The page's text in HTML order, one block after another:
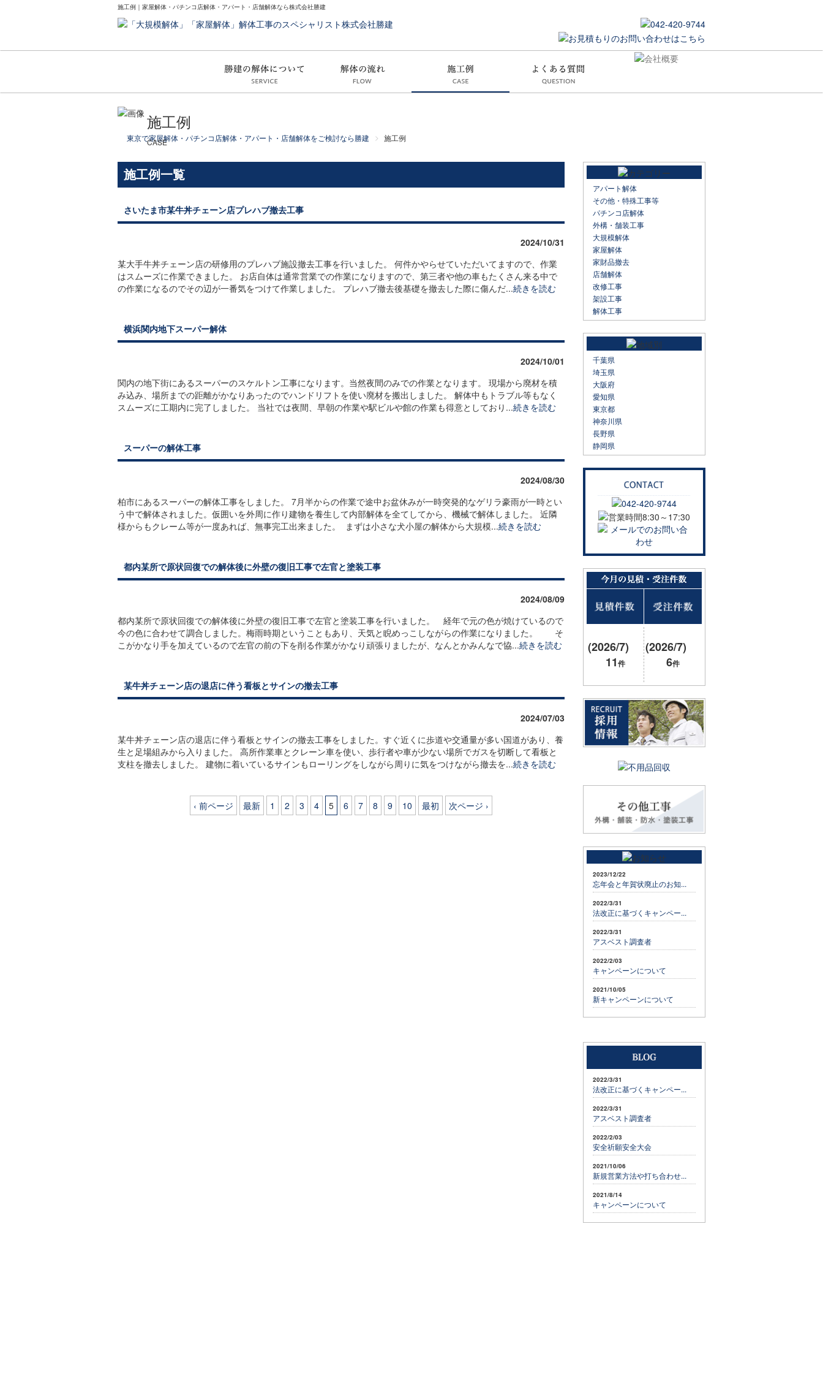
施工例｜家屋解体・パチンコ店解体・アパート・店舗解体なら株式会社勝建
施工例
CASE
東京で家屋解体・パチンコ店解体・アパート・店舗解体をご検討なら勝建 施工例
施工例一覧
さいたま市某牛丼チェーン店プレハブ撤去工事
2024/10/31
某大手牛丼チェーン店の研修用のプレハブ施設撤去工事を行いました。 何件かやらせていただいてますので、作業
はスムーズに作業できました。 お店自体は通常営業での作業になりますので、第三者や他の車もたくさん来る中で
の作業になるのでその辺が一番気をつけて作業しました。 プレハブ撤去後基礎を撤去した際に傷んだ...続きを読む
横浜関内地下スーパー解体
2024/10/01
関内の地下街にあるスーパーのスケルトン工事になります。当然夜間のみでの作業となります。 現場から廃材を積
み込み、場所までの距離がかなりあったのでハンドリフトを使い廃材を搬出しました。 解体中もトラブル等もなく
スムーズに工期内に完了しました。 当社では夜間、早朝の作業や駅ビルや館の作業も得意としており...続きを読む
スーパーの解体工事
2024/08/30
柏市にあるスーパーの解体工事をしました。 7月半からの作業で途中お盆休みが一時突発的なゲリラ豪雨が一時とい
う中で解体されました。仮囲いを外周に作り建物を養生して内部解体を全てしてから、機械で解体しました。 近隣
様からもクレーム等が一度あれば、無事完工出来ました。 まずは小さな犬小屋の解体から大規模...続きを読む
都内某所で原状回復での解体後に外壁の復旧工事で左官と塗装工事
2024/08/09
都内某所で原状回復での解体後に外壁の復旧工事で左官と塗装工事を行いました。 経年で元の色が焼けているので
今の色に合わせて調合しました。梅雨時期ということもあり、天気と睨めっこしながらの作業になりました。 そ
こがかなり手を加えているので左官の前の下を削る作業がかなり頑張りましたが、なんとかみんなで協...続きを読む
某牛丼チェーン店の退店に伴う看板とサインの撤去工事
2024/07/03
某牛丼チェーン店の退店に伴う看板とサインの撤去工事をしました。すぐ近くに歩道や交通量が多い国道があり、養
生と足場組みから入りました。 高所作業車とクレーン車を使い、歩行者や車が少ない場所でガスを切断して看板と
支柱を撤去しました。 建物に着いているサインもローリングをしながら周りに気をつけながら撤去を...続きを読む
‹ 前ページ 最新 1 2 3 4 5 6 7 8 9 10 最初 次ページ ›
アパート解体
その他・特殊工事等
パチンコ店解体
外構・舗装工事
大規模解体
家屋解体
家財品撤去
店舗解体
改修工事
架設工事
解体工事
千葉県
埼玉県
大阪府
愛知県
東京都
神奈川県
長野県
静岡県
(2026/7)
11件
(2026/7)
6件
2023/12/22
忘年会と年賀状廃止のお知...
2022/3/31
法改正に基づくキャンペー...
2022/3/31
アスベスト調査者
2022/2/03
キャンペーンについて
2021/10/05
新キャンペーンについて
2022/3/31
法改正に基づくキャンペー...
2022/3/31
アスベスト調査者
2022/2/03
安全祈願安全大会
2021/10/06
新規営業方法や打ち合わせ...
2021/8/14
キャンペーンについて